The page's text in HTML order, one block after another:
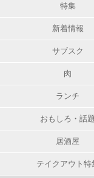
特集
新着情報
サブスク
肉
ランチ
おもしろ・話題
居酒屋
テイクアウト特